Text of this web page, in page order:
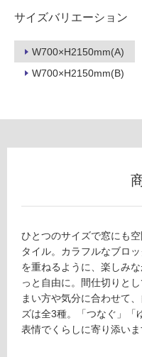
サイズバリエーション
W700×H2150mm(A)
W700×H2150mm(B)
使
可
能
(寒
以
可
フ
ロ
ひとつのサイズで窓にも
タイル。カラフルなブロ
を重ねるように、楽しみ
っと自由に。間仕切りと
まい方や気分に合わせて
ズは全3種。「つなぐ」「
表情でくらしに寄り添いま